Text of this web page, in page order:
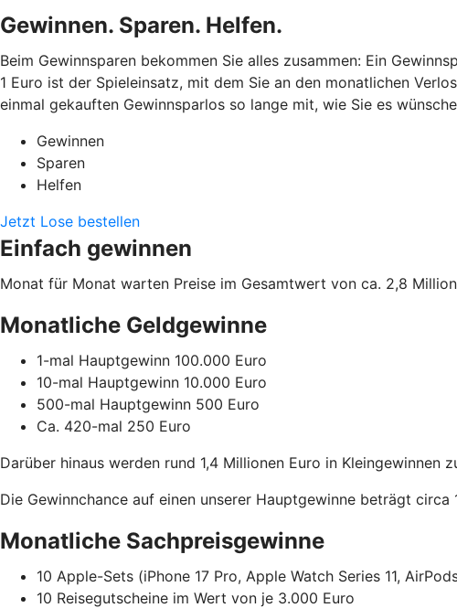
Gewinnen. Sparen. Helfen.
Beim Gewinnsparen bekommen Sie alles zusammen: Ein
1 Euro ist der Spieleinsatz, mit dem Sie an den monatlichen
einmal gekauften Gewinnsparlos so lange mit, wie Sie es
Gewinnen
Sparen
Helfen
Jetzt Lose bestellen
Einfach gewinnen
Monat für Monat warten Preise im Gesamtwert von ca. 2,8
Monatliche Geldgewinne
1-mal Hauptgewinn 100.000 Euro
10-mal Hauptgewinn 10.000 Euro
500-mal Hauptgewinn 500 Euro
Ca. 420-mal 250 Euro
Darüber hinaus werden rund 1,4 Millionen Euro in Kleingewinnen
Die Gewinnchance auf einen unserer Hauptgewinne beträgt circa
Monatliche Sachpreisgewinne
10 Apple-Sets (iPhone 17 Pro, Apple Watch Series 11,
10 Reisegutscheine im Wert von je 3.000 Euro